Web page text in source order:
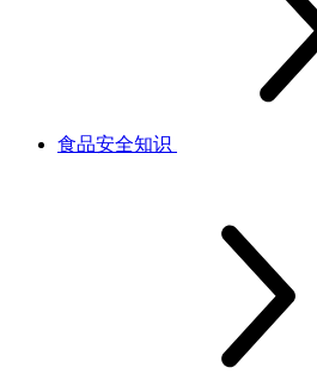
食品安全知识